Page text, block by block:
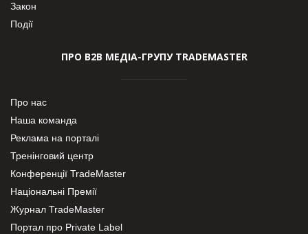
Закон
Події
ПРО В2В МЕДІА-ГРУПУ TRADEMASTER
Про нас
Наша команда
Реклама на порталі
Тренінговий центр
Конференції TradeMaster
Національні Премії
Журнал TradeMaster
Портал про Private Label